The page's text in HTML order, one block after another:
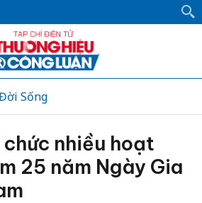
Sống
nhiều hoạt
25 năm Ngày Gia